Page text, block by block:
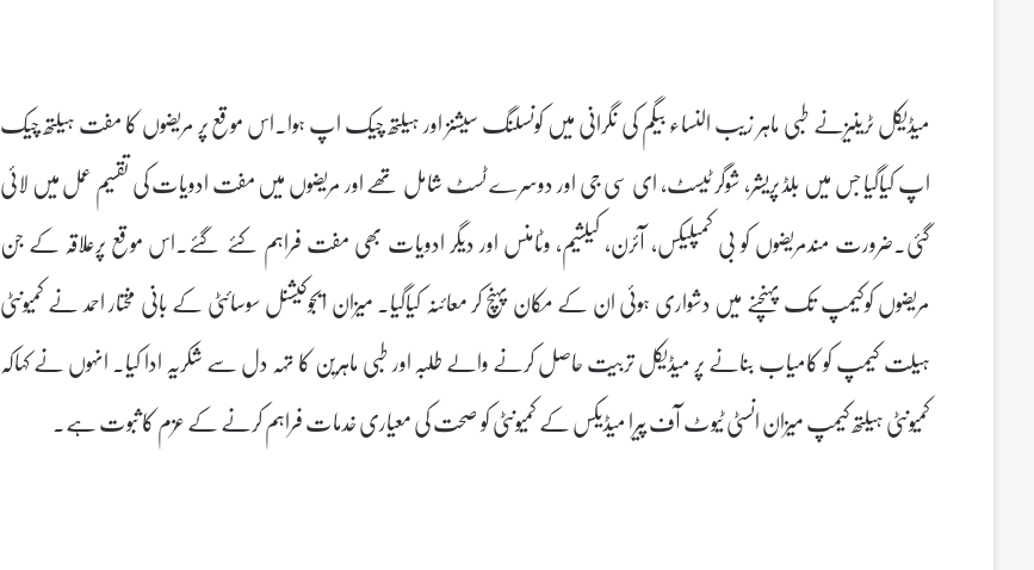
میڈیکل ٹرینیزنے طبی ماہر زیب النساء بیگم کی نگرانی میں کونسلنگ سیشنز اور ہیلتھ چیک اپ ہوا۔اس موقع پر مریضوں کا مفت ہیلتھ چیک
اپ کیاگیا جس میں بلڈ پریشر، شوگر ٹیسٹ، ای سی جی اور دوسرے ٹسٹ شامل تھے اور مریضوں میں مفت ادویات کی تقسیم عمل میں لائی
گئی۔ضرورت مندمریضوں کو بی کمپلیکس، آئرن، کیلشیم، وٹامنس اور دیگر ادویات بھی مفت فراہم کئے گئے۔اس موقع پرعلاقہ کے جن
مریضوں کوکیمپ تک پہنچنے میں دشواری ہوئی ان کے مکان پہنچ کر معائنہ کیاگیا۔ میزان ایجوکیشنل سوسائٹی کے بانی مختار احمد نے کمیونٹی
ہیلت کیمپ کو کامیاب بنانے پر میڈیکل تربیت حاصل کرنے والے طلبہ اور طبی ماہرین کا تہہ دل سے شکریہ ادا کیا۔ انہوں نے کہاکہ
کمیونٹی ہیلتھ کیمپ میزان انسٹی ٹیوٹ آف پیرا میڈیکس کے کمیونٹی کو صحت کی معیاری خدمات فراہم کرنے کے عزم کا ثبوت ہے۔